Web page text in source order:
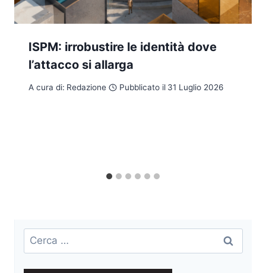
ISPM: irrobustire le identità dove
l’attacco si allarga
A cura di: Redazione Pubblicato il 31 Luglio 2026
Ricerca
per: